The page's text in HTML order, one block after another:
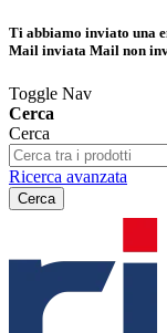
Ti abbiamo inviato una
Mail inviata Mail non
Toggle Nav
Cerca
Cerca
Ricerca avanzata
Cerca